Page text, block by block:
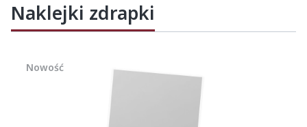
Naklejki zdrapki
Nowość